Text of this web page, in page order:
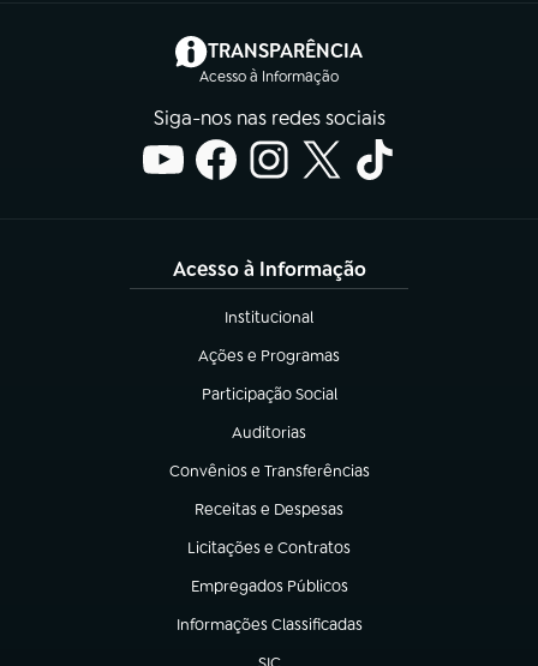
TRANSPARÊNCIA
Acesso à Informação
(abre em nova aba)
Siga-nos nas redes sociais
Acesso à Informação
Institucional
(abre em nova aba)
Ações e Programas
(abre em nova aba)
Participação Social
(abre em nova aba)
Auditorias
(abre em nova aba)
Convênios e Transferências
(abre em nova aba)
Receitas e Despesas
(abre em nova aba)
Licitações e Contratos
(abre em nova aba)
Empregados Públicos
(abre em nova aba)
Informações Classificadas
(abre em nova aba)